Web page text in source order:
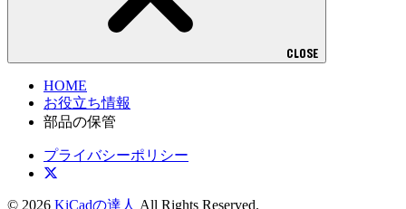
CLOSE
HOME
お役立ち情報
部品の保管
プライバシーポリシー
© 2026 KiCadの達人 All Rights Reserved.